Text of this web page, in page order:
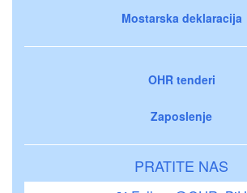
Mostarska deklaracija
OHR tenderi
Zaposlenje
PRATITE NAS